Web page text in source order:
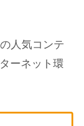
人気コンテ
ーネット環